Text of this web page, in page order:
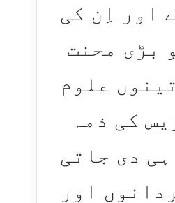
اور اِن کی
بڑی محنت
علوم
کی ذمہ
دی جاتی
اور